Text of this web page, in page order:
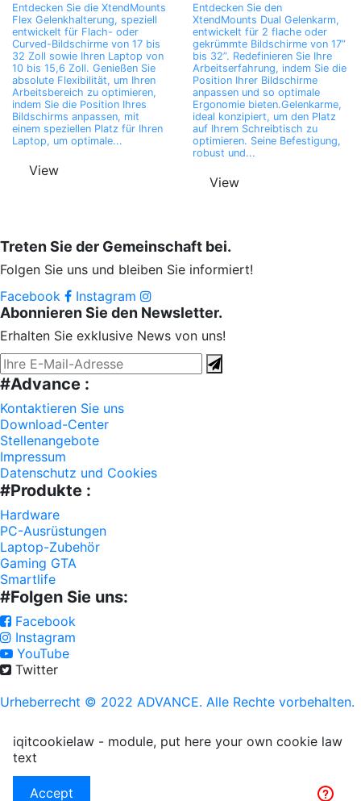
Entdecken Sie die XtendMounts
Flex Gelenkhalterung, speziell
entwickelt für Flach- oder
Curved-Bildschirme von 17 bis
32 Zoll sowie Ihren Laptop von
10 bis 15,6 Zoll. Genießen Sie
absolute Flexibilität, um Ihren
Arbeitsbereich zu optimieren,
indem Sie die Position Ihres
Bildschirms anpassen, mit
einem speziellen Platz für Ihren
Laptop, um optimale...
View
Entdecken Sie den
XtendMounts Dual Gelenkarm,
entwickelt für 2 flache oder
gekrümmte Bildschirme von 17”
bis 32”. Redefinieren Sie Ihre
Arbeitserfahrung, indem Sie die
Position Ihrer Bildschirme
anpassen und so optimale
Ergonomie bieten.Gelenkarme,
ideal konzipiert, um den Platz
auf Ihrem Schreibtisch zu
optimieren. Seine Befestigung,
robust und...
View
Treten Sie der Gemeinschaft bei.
Folgen Sie uns und bleiben Sie informiert!
Facebook
Instagram
Abonnieren Sie den Newsletter.
Erhalten Sie exklusive News von uns!
#Advance :
Kontaktieren Sie uns
Download-Center
Stellenangebote
Impressum
Datenschutz und Cookies
#Produkte :
Hardware
PC-Ausrüstungen
Laptop-Zubehör
Gaming GTA
Smartlife
#Folgen Sie uns:
Facebook
Instagram
YouTube
Twitter
Urheberrecht © 2022 ADVANCE. Alle Rechte vorbehalten.
iqitcookielaw - module, put here your own cookie law
text
Accept